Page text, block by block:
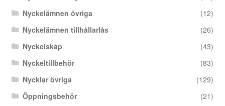
Nyckelämnen övriga
(12)
Nyckelämnen tillhållarlås
(26)
Nyckelskåp
(43)
Nyckeltillbehör
(83)
Nycklar övriga
(129)
Öppningsbehör
(21)